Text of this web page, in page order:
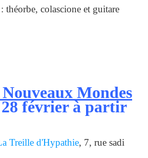
: théorbe, colascione et guitare
Mondes
février à partir
Treille d'Hypathie, 7, rue sadi